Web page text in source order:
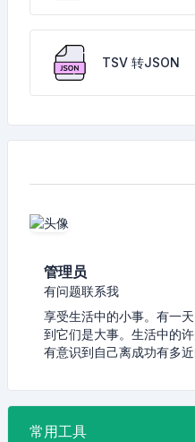
TSV 转JSON
管理员
有问题联系我
享受生活中的小事。有一
到它们是大事。生活中的
有意识到自己离成功有多近
常用工具